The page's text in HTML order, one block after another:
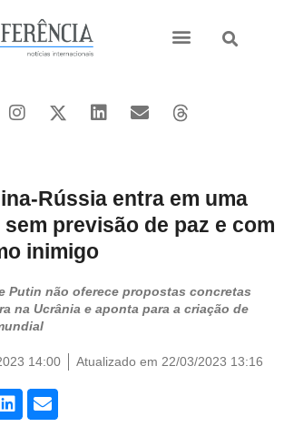
Rússia entra em uma
sem previsão de paz e com
inimigo
Putin não oferece propostas concretas
na Ucrânia e aponta para a criação de
14:00 Atualizado em 22/03/2023 13:16